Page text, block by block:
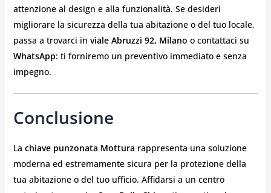
attenzione al design e alla funzionalità. Se desideri
migliorare la sicurezza della tua abitazione o del tuo locale,
passa a trovarci in viale Abruzzi 92, Milano o contattaci su
WhatsApp: ti forniremo un preventivo immediato e senza
impegno.
Conclusione
La chiave punzonata Mottura rappresenta una soluzione
moderna ed estremamente sicura per la protezione della
tua abitazione o del tuo ufficio. Affidarsi a un centro